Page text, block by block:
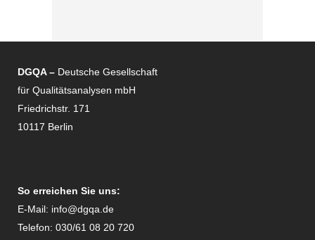
DGQA – Deutsche Gesellschaft
für Qualitätsanalysen mbH
Friedrichstr. 171
10117 Berlin
So erreichen Sie uns:
E-Mail: info@dgqa.de
Telefon: 030/61 08 20 720